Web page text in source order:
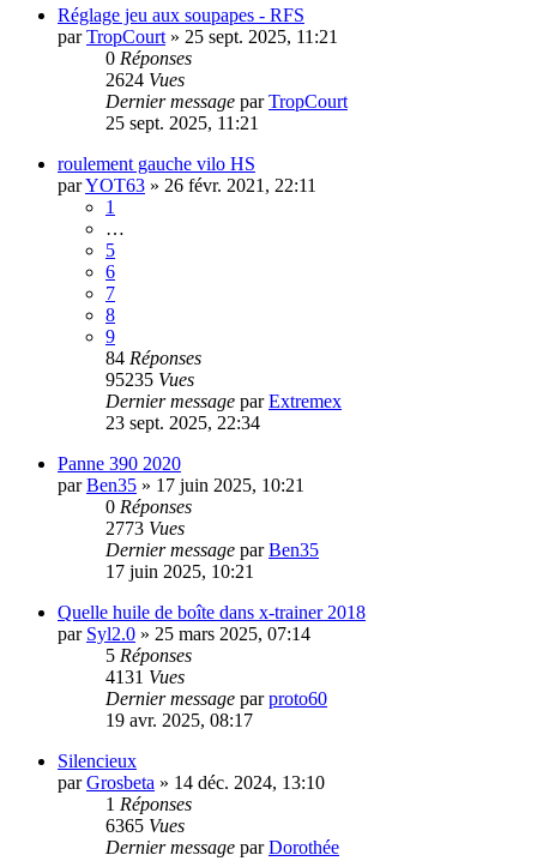
Réglage jeu aux soupapes - RFS
parTropCourt » 25 sept. 2025, 11:21
0 Réponses
2624 Vues
Dernier message parTropCourt
25 sept. 2025, 11:21
roulement gauche vilo HS
parYOT63 » 26 févr. 2021, 22:11
1
…
5
6
7
8
9
84 Réponses
95235 Vues
Dernier message parExtremex
23 sept. 2025, 22:34
Panne 390 2020
parBen35 » 17 juin 2025, 10:21
0 Réponses
2773 Vues
Dernier message parBen35
17 juin 2025, 10:21
Quelle huile de boîte dans x-trainer 2018
par Syl2.0 » 25 mars 2025, 07:14
5 Réponses
4131 Vues
Dernier message parproto60
19 avr. 2025, 08:17
Silencieux
parGrosbeta » 14 déc. 2024, 13:10
1 Réponses
6365 Vues
Dernier message parDorothée